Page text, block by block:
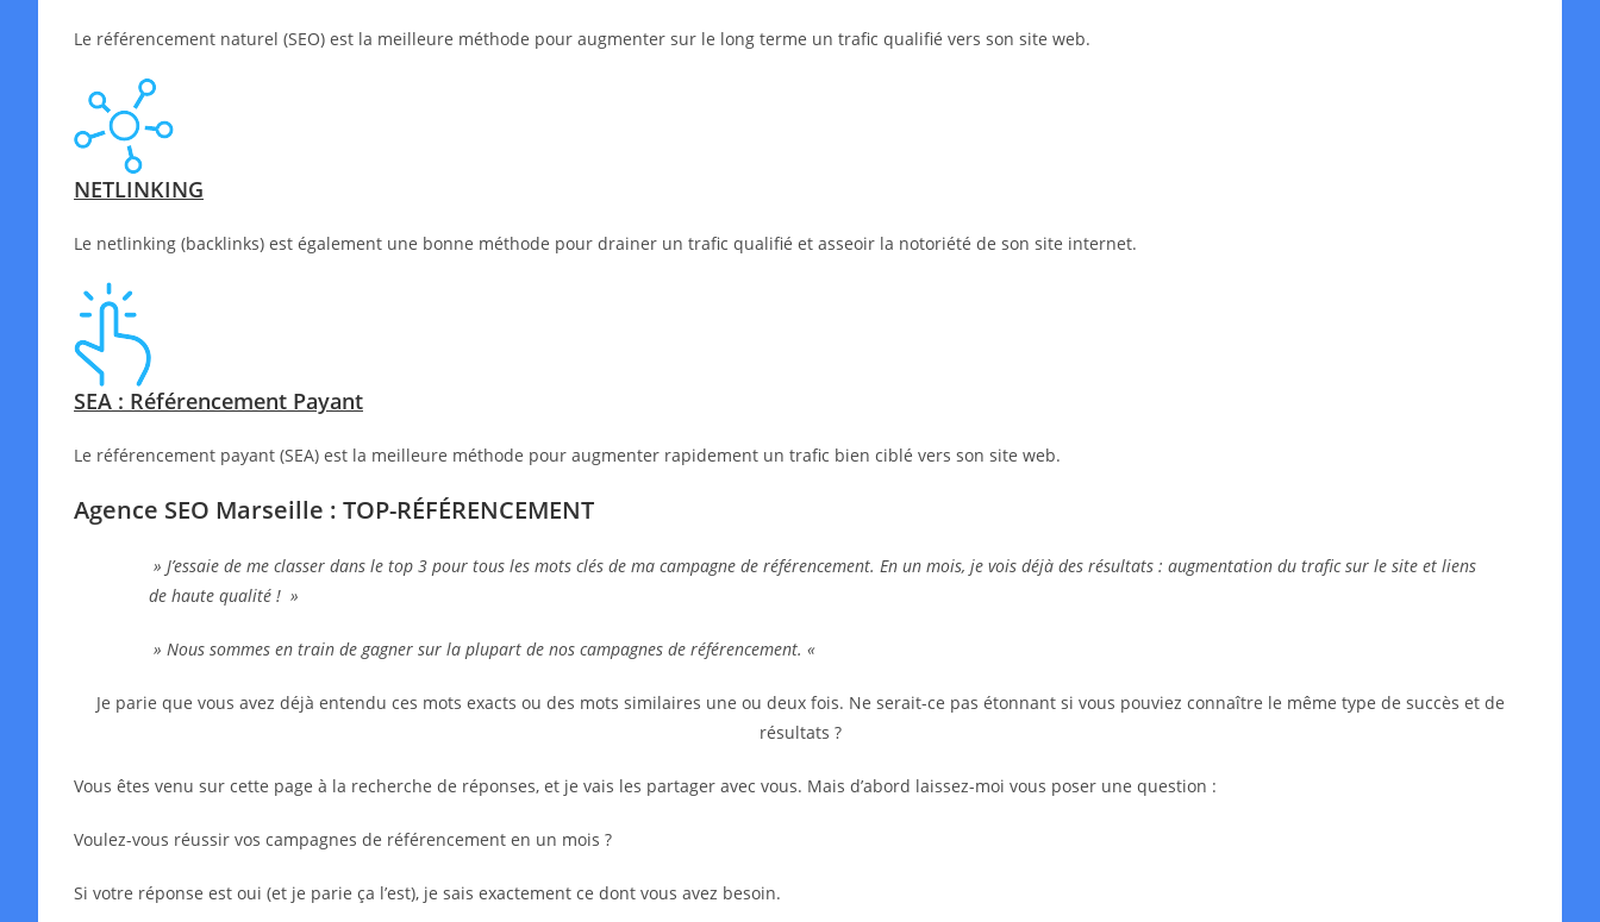
Le référencement naturel (SEO) est la meilleure méthode pour augmenter sur le long terme un trafic qualifié vers son site web.
NETLINKING
Le netlinking (backlinks) est également une bonne méthode pour drainer un trafic qualifié et asseoir la notoriété de son site internet.
SEA : Référencement Payant
Le référencement payant (SEA) est la meilleure méthode pour augmenter rapidement un trafic bien ciblé vers son site web.
Agence SEO Marseille : TOP-RÉFÉRENCEMENT
» J’essaie de me classer dans le top 3 pour tous les mots clés de ma campagne de référencement. En un mois, je vois déjà des résultats : augmentation du trafic sur le site et liens
de haute qualité ! »
» Nous sommes en train de gagner sur la plupart de nos campagnes de référencement. «
Je parie que vous avez déjà entendu ces mots exacts ou des mots similaires une ou deux fois. Ne serait-ce pas étonnant si vous pouviez connaître le même type de succès et de
résultats ?
Vous êtes venu sur cette page à la recherche de réponses, et je vais les partager avec vous. Mais d’abord laissez-moi vous poser une question :
Voulez-vous réussir vos campagnes de référencement en un mois ?
Si votre réponse est oui (et je parie ça l’est), je sais exactement ce dont vous avez besoin.